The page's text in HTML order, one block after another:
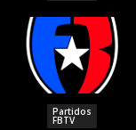
Partidos
FBTV